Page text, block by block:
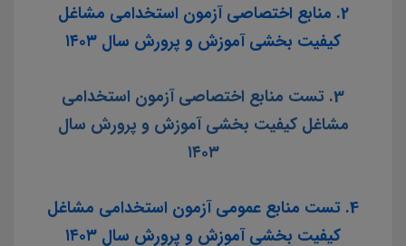
2. منابع اختصاصی آزمون استخدامی مشاغل
کیفیت بخشی آموزش و پرورش سال ۱۴۰۳
3. تست منابع اختصاصی آزمون استخدامی
مشاغل کیفیت بخشی آموزش و پرورش سال
۱۴۰۳
4. تست منابع عمومی آزمون استخدامی مشاغل
کیفیت بخشی آموزش و پرورش سال ۱۴۰۳